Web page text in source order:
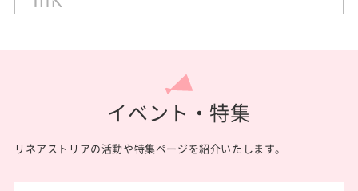
イベント・特集
リネアストリアの活動や特集ページを紹介いたします。